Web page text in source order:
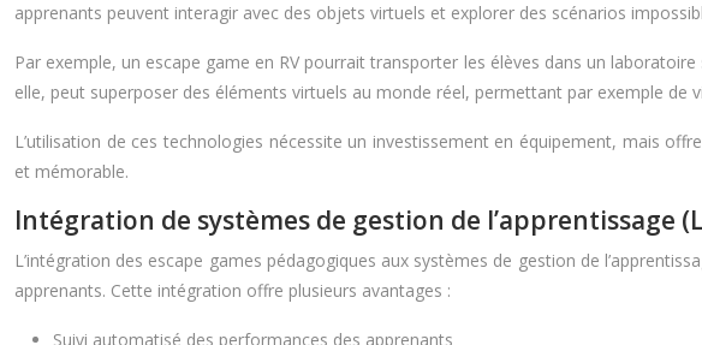
apprenants peuvent interagir avec des objets virtuels et explorer des scénarios
Par exemple, un escape game en RV pourrait transporter les élèves dans un
elle, peut superposer des éléments virtuels au monde réel, permettant par exemple de
L’utilisation de ces technologies nécessite un investissement en équipement, mais
et mémorable.
Intégration de systèmes de gestion de l’apprentissage
L’intégration des escape games pédagogiques aux systèmes de gestion de
apprenants. Cette intégration offre plusieurs avantages :
Suivi automatisé des performances des apprenants